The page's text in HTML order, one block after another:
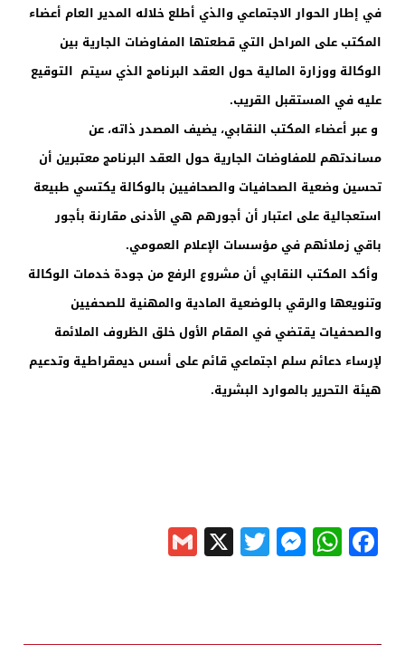
في إطار الحوار الاجتماعي والذي أطلع خلاله المدير العام أعضاء
المكتب على المراحل التي قطعتها المفاوضات الجارية بين
الوكالة ووزارة المالية حول العقد البرنامج الذي سيتم التوقيع
عليه في المستقبل القريب.
و عبر أعضاء المكتب النقابي، يضيف المصدر ذاته، عن
مساندتهم للمفاوضات الجارية حول العقد البرنامج معتبرين أن
تحسين وضعية الصحافيات والصحافيين بالوكالة يكتسي طبيعة
استعجالية على اعتبار أن أجورهم هي الأدنى مقارنة بأجور
باقي زملائهم في مؤسسات الإعلام العمومي.
وأكد المكتب النقابي أن مشروع الرفع من جودة خدمات الوكالة
وتنويعها والرقي بالوضعية المادية والمهنية للصحفيين
والصحفيات يقتضي في المقام الأول خلق الظروف الملائمة
لإرساء دعائم سلم اجتماعي قائم على أسس ديمقراطية وتدعيم
هيئة التحرير بالموارد البشرية.
Facebook
WhatsApp
Messenger
Twitter
X